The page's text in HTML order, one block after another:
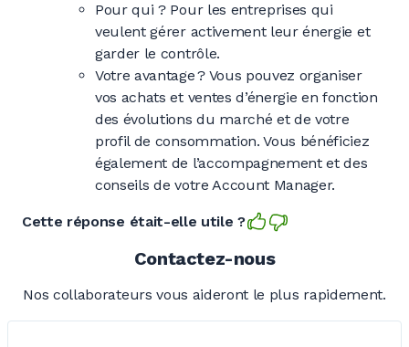
Pour qui ? Pour les entreprises qui
veulent gérer activement leur énergie et
garder le contrôle.
Votre avantage ? Vous pouvez organiser
vos achats et ventes d’énergie en fonction
des évolutions du marché et de votre
profil de consommation. Vous bénéficiez
également de l’accompagnement et des
conseils de votre Account Manager.
Cette réponse était-elle utile ?
Contactez-nous
Nos collaborateurs vous aideront le plus rapidement.